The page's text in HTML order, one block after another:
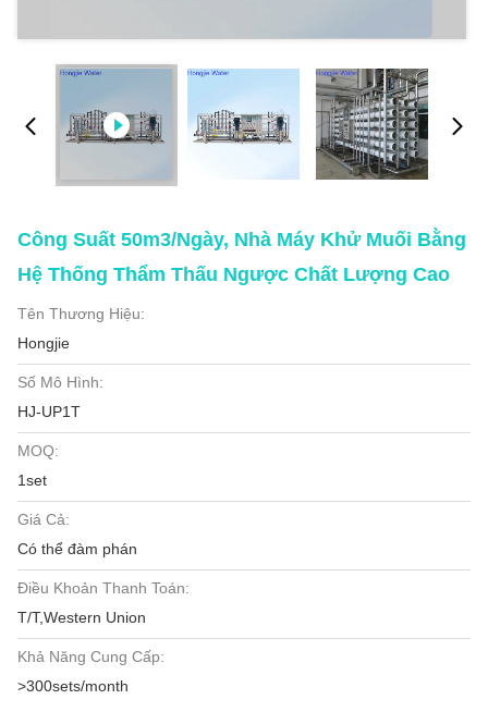
Công Suất 50m3/ngày, Nhà Máy Khử Muối Bằng
Hệ Thống Thẩm Thấu Ngược Chất Lượng Cao
Tên Thương Hiệu:
Hongjie
Số Mô Hình:
HJ-UP1T
MOQ:
1set
Giá Cả:
Có thể đàm phán
Điều Khoản Thanh Toán:
T/T,Western Union
Khả Năng Cung Cấp:
>300sets/month